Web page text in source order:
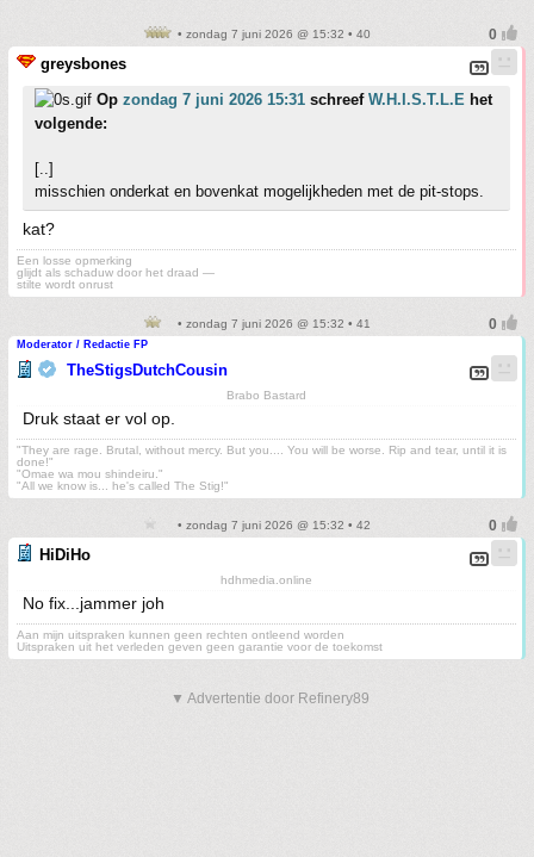
• zondag 7 juni 2026 @ 15:32 • 40
greysbones
Op zondag 7 juni 2026 15:31 schreef W.H.I.S.T.L.E het
volgende:
[..]
misschien onderkat en bovenkat mogelijkheden met de pit-stops.
kat?
Een losse opmerking
glijdt als schaduw door het draad —
stilte wordt onrust
• zondag 7 juni 2026 @ 15:32 • 41
Moderator / Redactie FP
TheStigsDutchCousin
Brabo Bastard
Druk staat er vol op.
"They are rage. Brutal, without mercy. But you.... You will be worse. Rip and tear, until it is
done!"
"Omae wa mou shindeiru."
"All we know is... he's called The Stig!"
• zondag 7 juni 2026 @ 15:32 • 42
HiDiHo
hdhmedia.online
No fix...jammer joh
Aan mijn uitspraken kunnen geen rechten ontleend worden
Uitspraken uit het verleden geven geen garantie voor de toekomst
▼ Advertentie door Refinery89